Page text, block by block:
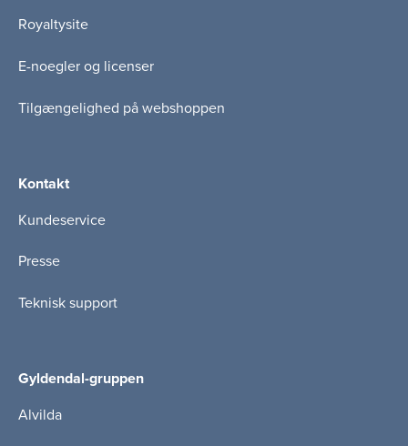
Royaltysite
E-noegler og licenser
Tilgængelighed på webshoppen
Kontakt
Kundeservice
Presse
Teknisk support
Gyldendal-gruppen
Alvilda